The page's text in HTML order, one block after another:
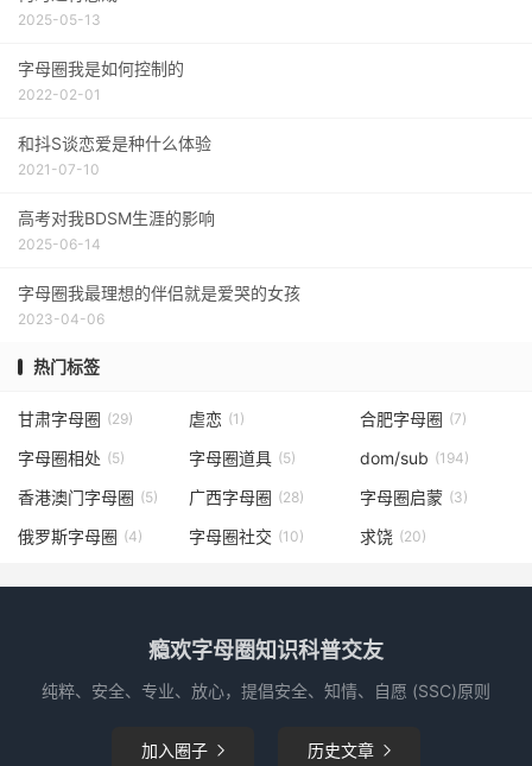
2025-05-13
字母圈我是如何控制的
2022-02-01
和抖S谈恋爱是种什么体验
2021-07-10
高考对我BDSM生涯的影响
2025-06-14
字母圈我最理想的伴侣就是爱哭的女孩
2023-04-06
热门标签
甘肃字母圈 (29) 虐恋 (1) 合肥字母圈 (7)
字母圈相处 (5) 字母圈道具 (5) dom/sub (194)
香港澳门字母圈 (5) 广西字母圈 (28) 字母圈启蒙 (3)
俄罗斯字母圈 (4) 字母圈社交 (10) 求饶 (20)
瘾欢字母圈知识科普交友
纯粹、安全、专业、放心，提倡安全、知情、自愿 (SSC)原则
加入圈子  历史文章 